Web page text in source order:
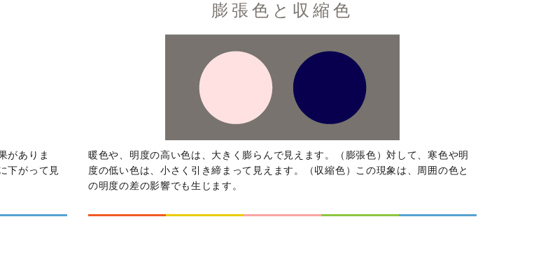
がありま
下がって見
膨張色と収縮色
暖色や、明度の高い色は、大きく膨らんで見えます。（膨張色）対して、寒色や明
度の低い色は、小さく引き締まって見えます。（収縮色）この現象は、周囲の色と
の明度の差の影響でも生じます。